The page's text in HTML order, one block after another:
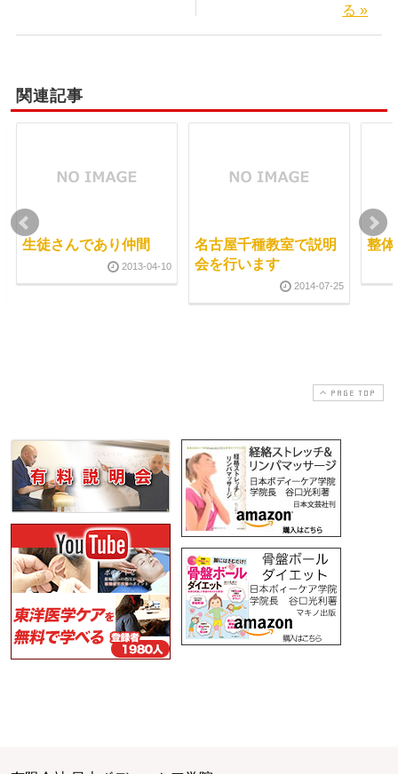
る »
関連記事
生徒さんであり仲間
2013-04-10
名古屋千種教室で説明
会を行います
2014-07-25
整
PAGE TOP